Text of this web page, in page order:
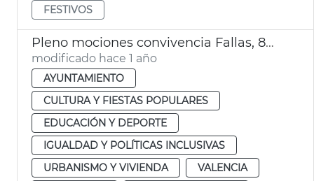
FESTIVOS
Pleno mociones convivencia Fallas, 8M y consulta lengua
modificado hace 1 año
AYUNTAMIENTO
CULTURA Y FIESTAS POPULARES
EDUCACIÓN Y DEPORTE
IGUALDAD Y POLÍTICAS INCLUSIVAS
URBANISMO Y VIVIENDA
VALENCIA